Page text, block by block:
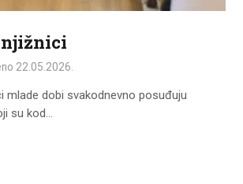
22.05.2026.
mlade dobi svakodnevno posuđuju
su kod…